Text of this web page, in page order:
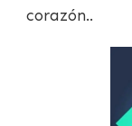
corazón..